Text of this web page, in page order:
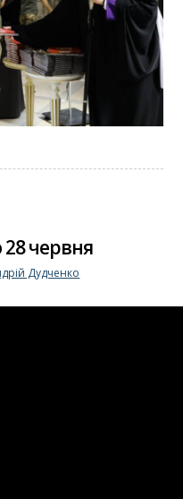
28 червня
Дудченко